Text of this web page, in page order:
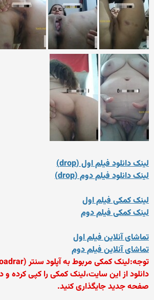
لینک دانلود فیلم اول (drop)
لینک دانلود فیلم دوم (drop)
لینک کمکی فیلم اول
لینک کمکی فیلم دوم
تماشای آنلاین فیلم اول
تماشای آنلاین فیلم دوم
دانلود از این سایت،لینک کمکی را کپی کرده و
صفحه جدید جایگذاری کنید.